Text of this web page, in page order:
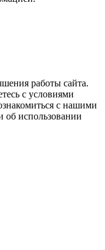
работы сайта.
с условиями
с нашими
использовании